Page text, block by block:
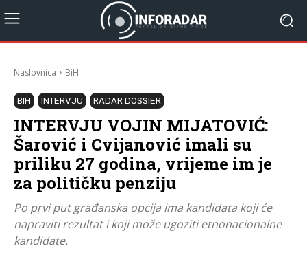
Naslovnica BiH
BIH INTERVJU RADAR DOSSIER
INTERVJU VOJIN MIJATOVIĆ:
Šarović i Cvijanović imali su
priliku 27 godina, vrijeme im je
za političku penziju
Po prvi put građanska opcija ima kandidata koji će
napraviti rezultat i koji može ugoziti etnonacionalne
kandidate.